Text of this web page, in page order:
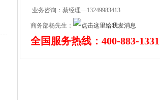
业务咨询：蔡经理—13249983413
商务部杨先生：
全国服务热线：400-883-1331